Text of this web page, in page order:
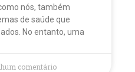
nós, também
de saúde que
No entanto, uma
comentário